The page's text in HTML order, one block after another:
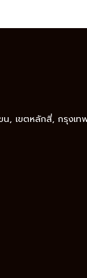
, เขตหลักสี่, กรุงเ